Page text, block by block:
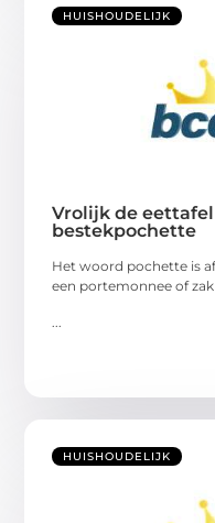
HUISHOUDELIJK
Vrolijk de
bestekpochette
Het woord pochette is
een portemonnee of
HUISHOUDELIJK